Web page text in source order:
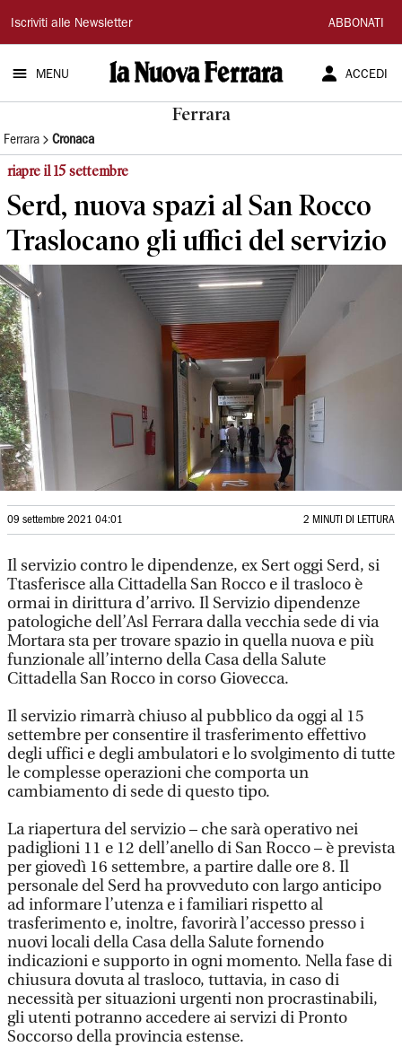
La
Nuova
Ferrara
Iscriviti alle Newsletter ABBONATI
MENU ACCEDI
Ferrara
Ferrara Cronaca
riapre il 15 settembre
Serd, nuova spazi al San Rocco
Traslocano gli uffici del servizio
09 settembre 2021 04:01 2 MINUTI DI LETTURA
Il servizio contro le dipendenze, ex Sert oggi Serd, si
Ttasferisce alla Cittadella San Rocco e il trasloco è
ormai in dirittura d’arrivo. Il Servizio dipendenze
patologiche dell’Asl Ferrara dalla vecchia sede di via
Mortara sta per trovare spazio in quella nuova e più
funzionale all’interno della Casa della Salute
Cittadella San Rocco in corso Giovecca.
Il servizio rimarrà chiuso al pubblico da oggi al 15
settembre per consentire il trasferimento effettivo
degli uffici e degli ambulatori e lo svolgimento di tutte
le complesse operazioni che comporta un
cambiamento di sede di questo tipo.
La riapertura del servizio – che sarà operativo nei
padiglioni 11 e 12 dell’anello di San Rocco – è prevista
per giovedì 16 settembre, a partire dalle ore 8. Il
personale del Serd ha provveduto con largo anticipo
ad informare l’utenza e i familiari rispetto al
trasferimento e, inoltre, favorirà l’accesso presso i
nuovi locali della Casa della Salute fornendo
indicazioni e supporto in ogni momento. Nella fase di
chiusura dovuta al trasloco, tuttavia, in caso di
necessità per situazioni urgenti non procrastinabili,
gli utenti potranno accedere ai servizi di Pronto
Soccorso della provincia estense.